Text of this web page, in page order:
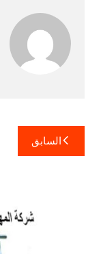
تصفّح
المقالات
السابق